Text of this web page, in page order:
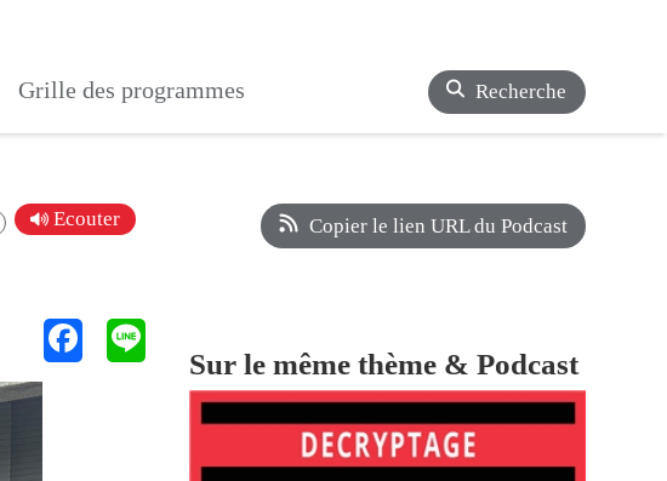
Grille des programmes Recherche
Ecouter Copier le lien URL du Podcast
Sur le même thème & Podcast